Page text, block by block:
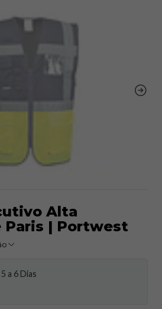
Alta
| Portwest
5 a 6 Dias